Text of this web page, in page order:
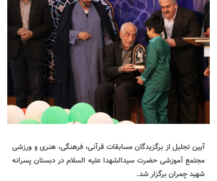
آیین تجلیل از برگزیدگان مسابقات قرآنی، فرهنگی، هنری و ورزشی
مجتمع آموزشی حضرت سیدالشهدا علیه السلام در دبستان پسرانه
شهید چمران برگزار شد.